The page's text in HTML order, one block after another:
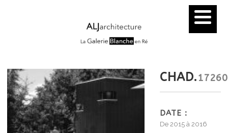
CHAD.17260
DATE :
De 2015 à 2016